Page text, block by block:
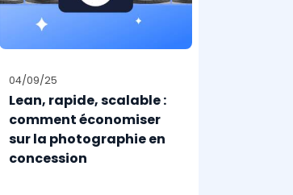
04/09/25
Lean, rapide, scalable :
comment économiser
sur la photographie en
concession